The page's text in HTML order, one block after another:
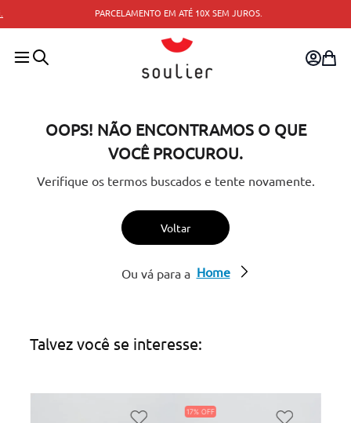
PARCELAMENTO EM ATÉ 10X SEM JUROS.
OOPS! NÃO ENCONTRAMOS O QUE
VOCÊ PROCUROU.
Verifique os termos buscados e tente novamente.
Voltar
Ou vá para a Home
Talvez você se interesse:
17%